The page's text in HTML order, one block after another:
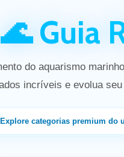
🌊 Guia
do aquarismo
incríveis e evolua
Explore categorias premium do